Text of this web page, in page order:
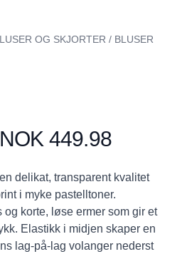
OG SKJORTER / BLUSER
449.98
delikat, transparent kvalitet
i myke pastelltoner.
og korte, løse ermer som gir et
Elastikk i midjen skaper en
lag-på-lag volanger nederst